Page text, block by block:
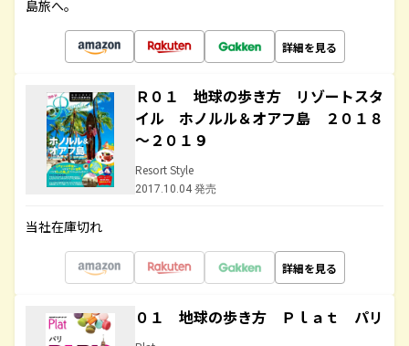
島旅へ。
詳細を見る
Ｒ０１ 地球の歩き方 リゾートスタ
イル ホノルル＆オアフ島 ２０１８
～２０１９
Resort Style
2017.10.04 発売
当社在庫切れ
詳細を見る
０１ 地球の歩き方 Ｐｌａｔ パリ